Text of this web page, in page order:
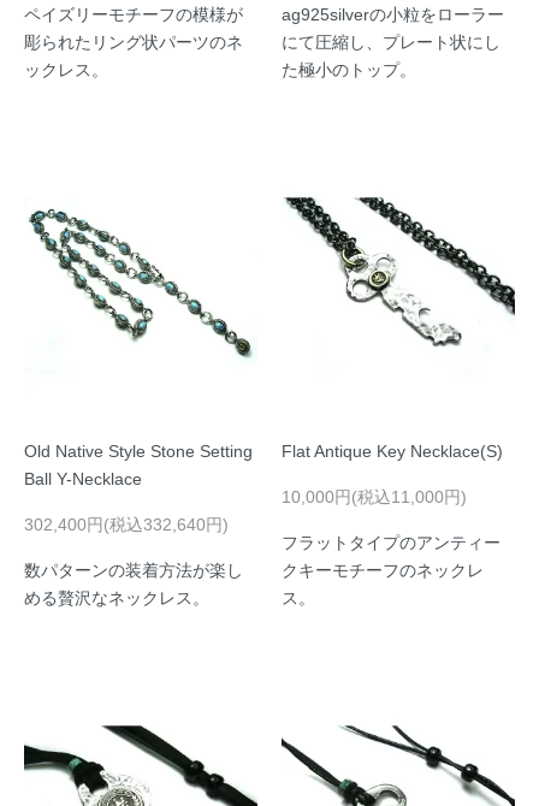
ペイズリーモチーフの模様が
彫られたリング状パーツのネ
ックレス。
ag925silverの小粒をローラー
にて圧縮し、プレート状にし
た極小のトップ。
Old Native Style Stone Setting
Ball Y-Necklace
302,400円(税込332,640円)
数パターンの装着方法が楽し
める贅沢なネックレス。
Flat Antique Key Necklace(S)
10,000円(税込11,000円)
フラットタイプのアンティー
クキーモチーフのネックレ
ス。